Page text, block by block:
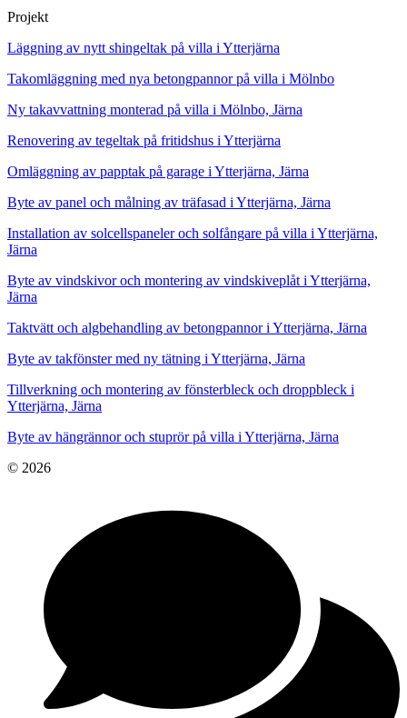
Projekt
Läggning av nytt shingeltak på villa i Ytterjärna
Takomläggning med nya betongpannor på villa i Mölnbo
Ny takavvattning monterad på villa i Mölnbo, Järna
Renovering av tegeltak på fritidshus i Ytterjärna
Omläggning av papptak på garage i Ytterjärna, Järna
Byte av panel och målning av träfasad i Ytterjärna, Järna
Installation av solcellspaneler och solfångare på villa i Ytterjärna,
Järna
Byte av vindskivor och montering av vindskiveplåt i Ytterjärna,
Järna
Taktvätt och algbehandling av betongpannor i Ytterjärna, Järna
Byte av takfönster med ny tätning i Ytterjärna, Järna
Tillverkning och montering av fönsterbleck och droppbleck i
Ytterjärna, Järna
Byte av hängrännor och stuprör på villa i Ytterjärna, Järna
© 2026